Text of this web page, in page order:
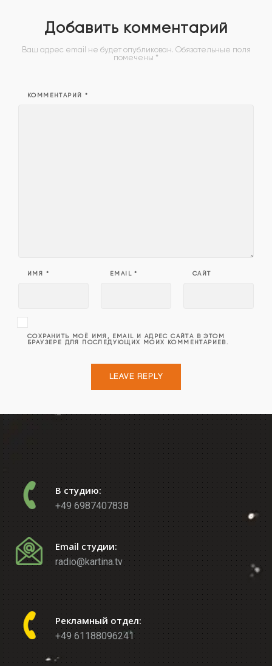
Добавить комментарий
Ваш адрес email не будет опубликован. Обязательные поля
помечены *
КОММЕНТАРИЙ *
ИМЯ * EMAIL* САЙТ
СОХРАНИТЬ МОЁ ИМЯ, EMAIL И АДРЕС САЙТА В ЭТОМ
БРАУЗЕРЕ ДЛЯ ПОСЛЕДУЮЩИХ МОИХ КОММЕНТАРИЕВ.
В студию:
+49 6987407838
Email студии:
radio@kartina.tv
Рекламный отдел:
+49 61188096241